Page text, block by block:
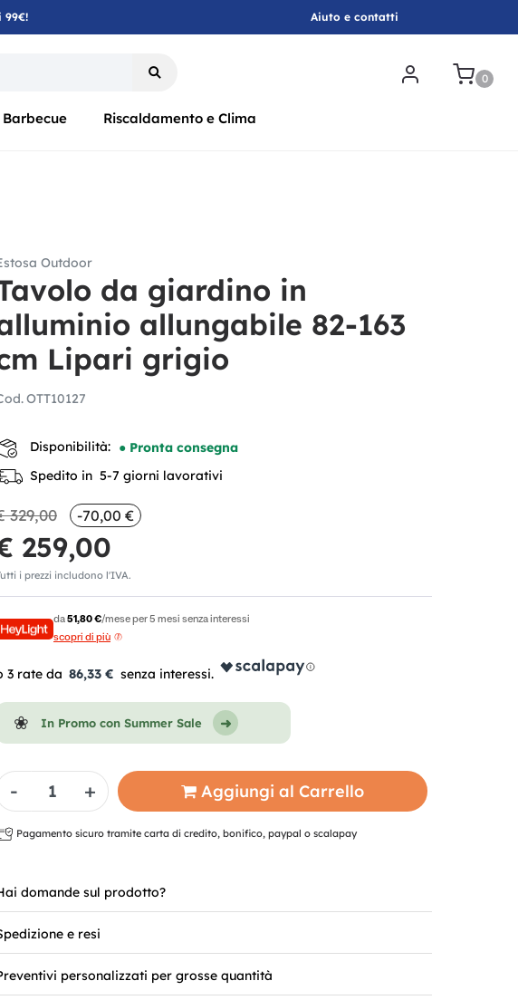
99€! Aiuto e contatti
0
Barbecue Riscaldamento e Clima
Outdoor
da giardino in
allungabile 82-163
Lipari grigio
OTT10127
Disponibilità: ● Pronta consegna
Spedito in 5-7 giorni lavorativi
329,00 -70,00 €
259,00
i prezzi includono l'IVA.
da51,80 €/mese per 5 mesi senza interessi
scopri di più
86,33 €
In Promo con Summer Sale
Quantità
Aggiungi al Carrello
Pagamento sicuro tramite carta di credito, bonifico, paypal o scalapay
domande sul prodotto?
e resi
personalizzati per grosse quantità